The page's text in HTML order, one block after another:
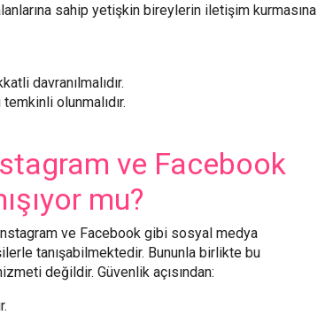
sahip yetişkin bireylerin iletişim kurmasına
davranılmalıdır.
olunmalıdır.
ve Facebook
mu?
ve Facebook gibi sosyal medya
tanışabilmektedir. Bununla birlikte bu
değildir. Güvenlik açısından: